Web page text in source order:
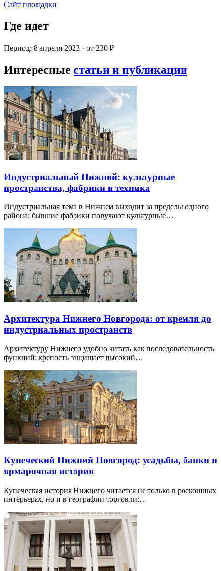
Сайт площадки
Где идет
Период: 8 апреля 2023 · от 230 ₽
Интересные статьи и публикации
Индустриальный Нижний: культурные
пространства, фабрики и техника
Индустриальная тема в Нижнем выходит за пределы одного
района: бывшие фабрики получают культурные…
Архитектура Нижнего Новгорода: от кремля до
индустриальных пространств
Архитектуру Нижнего удобно читать как последовательность
функций: крепость защищает высокий…
Купеческий Нижний Новгород: усадьбы, банки и
ярмарочная история
Купеческая история Нижнего читается не только в роскошных
интерьерах, но и в географии торговли:…